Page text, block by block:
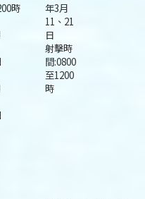
時
年3月
11、21
日
射擊時
間:0800
至1200
時